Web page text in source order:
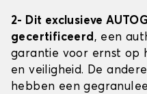
2- Dit exclusieve
gecertificeerd, een
garantie voor ernst op
en veiligheid. De
hebben een